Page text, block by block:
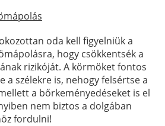
oda kell figyelniük a
hogy csökkentsék a
rizikóját. A körmöket fontos
a szélekre is, nehogy felsértse a
a bőrkeményedéseket is el
nem biztos a dolgában
fordulni!